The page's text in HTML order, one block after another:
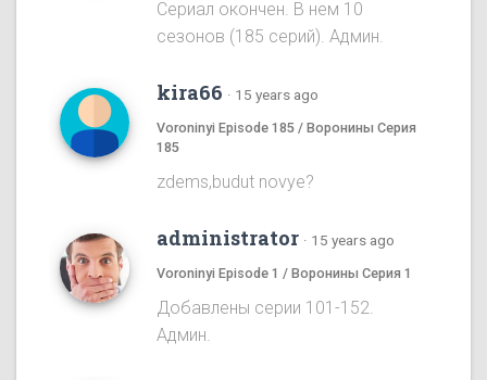
Сериал окончен. В нем 10
сезонов (185 серий). Админ.
kira66 · 15 years ago
Voroninyi Episode 185 / Воронины Серия
185
zdems,budut novye?
administrator · 15 years ago
Voroninyi Episode 1 / Воронины Серия 1
Добавлены серии 101-152.
Админ.